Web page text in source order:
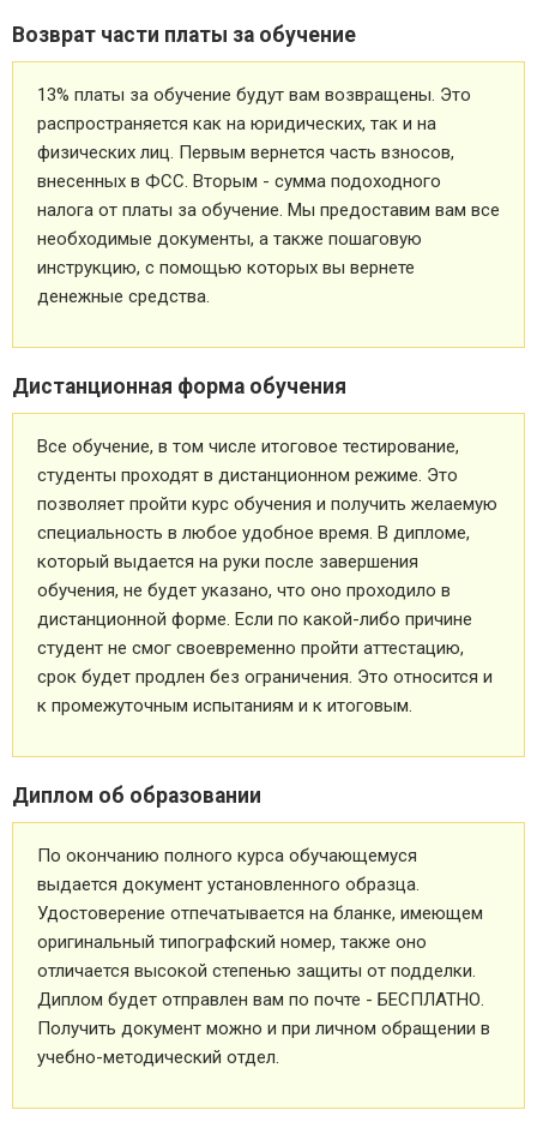
Возврат части платы за обучение
13% платы за обучение будут вам возвращены. Это
распространяется как на юридических, так и на
физических лиц. Первым вернется часть взносов,
внесенных в ФСС. Вторым - сумма подоходного
налога от платы за обучение. Мы предоставим вам все
необходимые документы, а также пошаговую
инструкцию, с помощью которых вы вернете
денежные средства.
Дистанционная форма обучения
Все обучение, в том числе итоговое тестирование,
студенты проходят в дистанционном режиме. Это
позволяет пройти курс обучения и получить желаемую
специальность в любое удобное время. В дипломе,
который выдается на руки после завершения
обучения, не будет указано, что оно проходило в
дистанционной форме. Если по какой-либо причине
студент не смог своевременно пройти аттестацию,
срок будет продлен без ограничения. Это относится и
к промежуточным испытаниям и к итоговым.
Диплом об образовании
По окончанию полного курса обучающемуся
выдается документ установленного образца.
Удостоверение отпечатывается на бланке, имеющем
оригинальный типографский номер, также оно
отличается высокой степенью защиты от подделки.
Диплом будет отправлен вам по почте - БЕСПЛАТНО.
Получить документ можно и при личном обращении в
учебно-методический отдел.